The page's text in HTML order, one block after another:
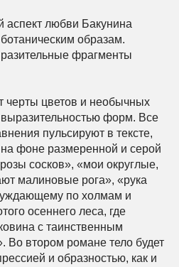
аспект любви Бакунина
образам.
фрагменты
черты цветов и необычных
форм. Все
пульсируют в тексте,
фоне размеренной и серой
сосков», «мои округлые,
малиновые рога», «рука
по холмам и
осеннего леса, где
с таинственным
Во втором романе тело будет
и образностью, как и